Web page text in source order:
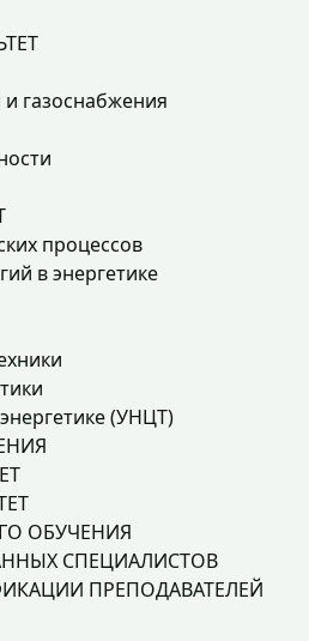
газоснабжения
процессов
в энергетике
(УНЦТ)
ОБУЧЕНИЯ
СПЕЦИАЛИСТОВ
ПРЕПОДАВАТЕЛЕЙ